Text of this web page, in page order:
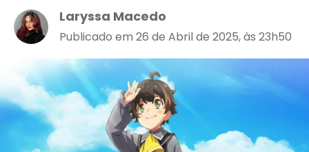
Laryssa Macedo
Publicado em 26 de Abril de 2025, às 23h50